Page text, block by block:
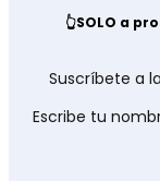
👆SOLO a
Suscríbete a
Escribe tu